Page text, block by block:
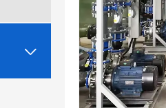
